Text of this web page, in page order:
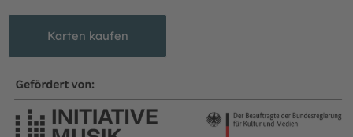
Karten kaufen